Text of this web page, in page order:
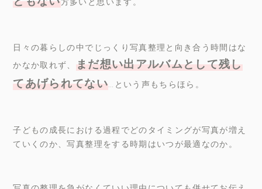
日々の暮らしの中でじっくり写真整理と向き合う時間はな
かなか取れず、
まだ想い出アルバムとして残し
てあげられてない
という声もちらほら。
子どもの成長における過程でどのタイミングが写真が増え
ていくのか、写真整理をする時期はいつが最適なのか。